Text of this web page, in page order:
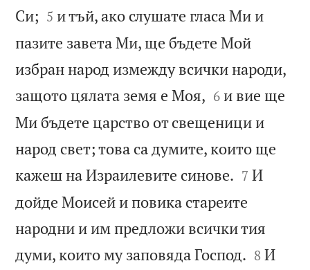
Си; 

5 и тъй, ако слушате гласа Ми и
пазите завета Ми, ще бъдете Мой
избран народ измежду всички народи,
защото цялата земя е Моя, 

6 и вие ще
Ми бъдете царство от свещеници и
народ свет; това са думите, които ще
кажеш на Израилевите синове. 

7 И
дойде Моисей и повика стареите
народни и им предложи всички тия
думи, които му заповяда Господ. 

8 И